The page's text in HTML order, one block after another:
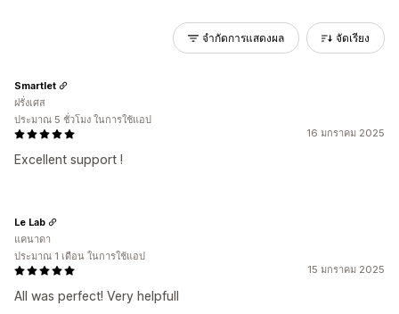
จำกัดการแสดงผล จัดเรียง
16 มกราคม 2025
Excellent support !
Smartlet
ฝรั่งเศส
ประมาณ 5 ชั่วโมง ในการใช้แอป
15 มกราคม 2025
All was perfect! Very helpfull
Le Lab
แคนาดา
ประมาณ 1 เดือน ในการใช้แอป